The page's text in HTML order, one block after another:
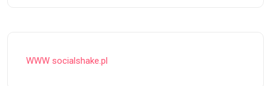
WWW socialshake.pl